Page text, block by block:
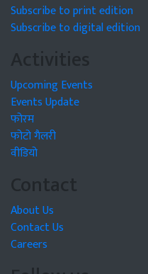
Subscribe to print edition
Subscribe to digital edition
Activities
Upcoming Events
Events Update
फोरम
फोटो गैलरी
वीडियो
Contact
About Us
Contact Us
Careers